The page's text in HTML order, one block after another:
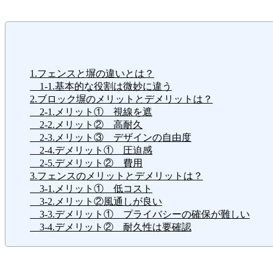
1.フェンスと塀の違いとは？
1-1.基本的な役割は微妙に違う
2.ブロック塀のメリットとデメリットは？
2-1.メリット① 視線を遮
2-2.メリット② 高耐久
2-3.メリット③ デザインの自由度
2-4.デメリット① 圧迫感
2-5.デメリット② 費用
3.フェンスのメリットとデメリットは？
3-1.メリット① 低コスト
3-2.メリット②風通しが良い
3-3.デメリット① プライバシーの確保が難しい
3-4.デメリット② 耐久性は要確認